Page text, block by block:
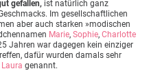
gefallen, ist natürlich ganz
Im gesellschaftlichen
aber auch starken »modischen
Marie, Sophie, Charlotte
Jahren war dagegen kein einziger
dafür wurden damals sehr
Laura genannt.